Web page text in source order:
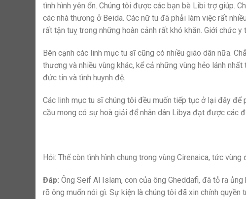
tình hình yên ổn. Chúng tôi được các bạn bè Libi trợ giúp.
các nhà thương ở Beida. Các nữ tu đã phải làm việc rất
rất tận tuỵ trong những hoàn cảnh rất khó khăn. Giới chức
Bên cạnh các linh mục tu sĩ cũng có nhiều giáo dân nữa.
thương và nhiều vùng khác, kể cả những vùng hẻo lánh
đức tin và tình huynh đệ.
Các linh mục tu sĩ chúng tôi đều muốn tiếp tục ở lại đây để
cầu mong có sự hoà giải để nhân dân Libya đạt được các
Hỏi: Thế còn tình hình chung trong vùng Cirenaica, tức
Đáp: Ông Seif Al Islam, con của ông Gheddafi, đã tỏ ra
rõ ông muốn nói gì. Sự kiện là chúng tôi đã xin chính